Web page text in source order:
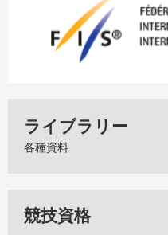
ライブラリー
各種資料
競技資格